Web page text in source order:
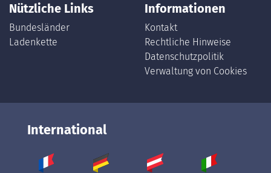
Nützliche Links
Bundesländer
Ladenkette
Informationen
Kontakt
Rechtliche Hinweise
Datenschutzpolitik
Verwaltung von Cookies
International